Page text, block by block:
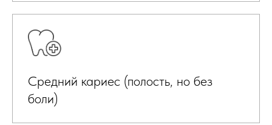
Средний кариес (полость, но без
боли)